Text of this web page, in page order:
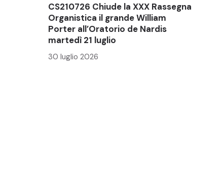
CS210726 Chiude la XXX Rassegna
Organistica il grande William
Porter all’Oratorio de Nardis
martedì 21 luglio
30 luglio 2026